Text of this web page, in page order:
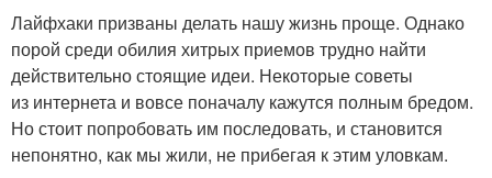
Лайфхаки призваны делать нашу жизнь проще. Однако
порой среди обилия хитрых приемов трудно найти
действительно стоящие идеи. Некоторые советы
из интернета и вовсе поначалу кажутся полным бредом.
Но стоит попробовать им последовать, и становится
непонятно, как мы жили, не прибегая к этим уловкам.